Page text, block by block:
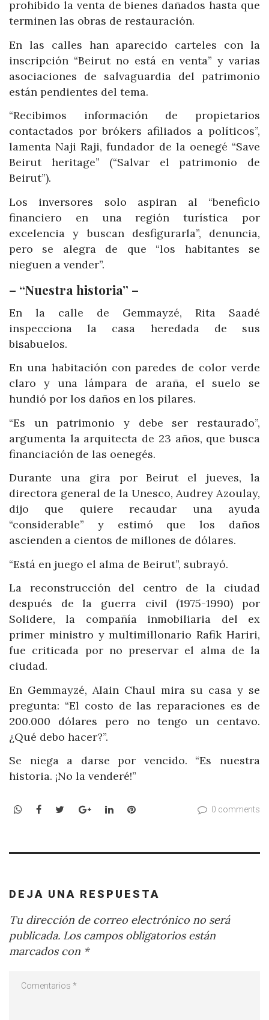
prohibido la venta de bienes dañados hasta que
terminen las obras de restauración.
En las calles han aparecido carteles con la
inscripción “Beirut no está en venta” y varias
asociaciones de salvaguardia del patrimonio
están pendientes del tema.
“Recibimos información de propietarios
contactados por brókers afiliados a políticos”,
lamenta Naji Raji, fundador de la oenegé “Save
Beirut heritage” (“Salvar el patrimonio de
Beirut”).
Los inversores solo aspiran al “beneficio
financiero en una región turística por
excelencia y buscan desfigurarla”, denuncia,
pero se alegra de que “los habitantes se
nieguen a vender”.
– “Nuestra historia” –
En la calle de Gemmayzé, Rita Saadé
inspecciona la casa heredada de sus
bisabuelos.
En una habitación con paredes de color verde
claro y una lámpara de araña, el suelo se
hundió por los daños en los pilares.
“Es un patrimonio y debe ser restaurado”,
argumenta la arquitecta de 23 años, que busca
financiación de las oenegés.
Durante una gira por Beirut el jueves, la
directora general de la Unesco, Audrey Azoulay,
dijo que quiere recaudar una ayuda
“considerable” y estimó que los daños
ascienden a cientos de millones de dólares.
“Está en juego el alma de Beirut”, subrayó.
La reconstrucción del centro de la ciudad
después de la guerra civil (1975-1990) por
Solidere, la compañía inmobiliaria del ex
primer ministro y multimillonario Rafik Hariri,
fue criticada por no preservar el alma de la
ciudad.
En Gemmayzé, Alain Chaul mira su casa y se
pregunta: “El costo de las reparaciones es de
200.000 dólares pero no tengo un centavo.
¿Qué debo hacer?”.
Se niega a darse por vencido. “Es nuestra
historia. ¡No la venderé!”
WhatsApp
Facebook
TwitterGoogle+LinkedInPinterest 0 comments
DEJA UNA RESPUESTA
Tu dirección de correo electrónico no será
publicada. Los campos obligatorios están
marcados con *